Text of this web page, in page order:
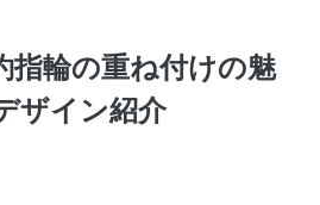
指輪の重ね付けの魅
ザイン紹介